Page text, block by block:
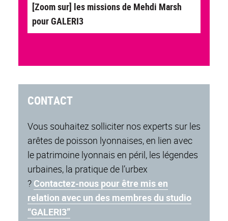
[Zoom sur] les missions de Mehdi Marsh
pour GALERI3
CONTACT
Vous souhaitez solliciter nos experts sur les
arêtes de poisson lyonnaises, en lien avec
le patrimoine lyonnais en péril, les légendes
urbaines, la pratique de l’urbex
? Contactez-nous pour être mis en
relation avec un des membres du studio
“GALERI3”